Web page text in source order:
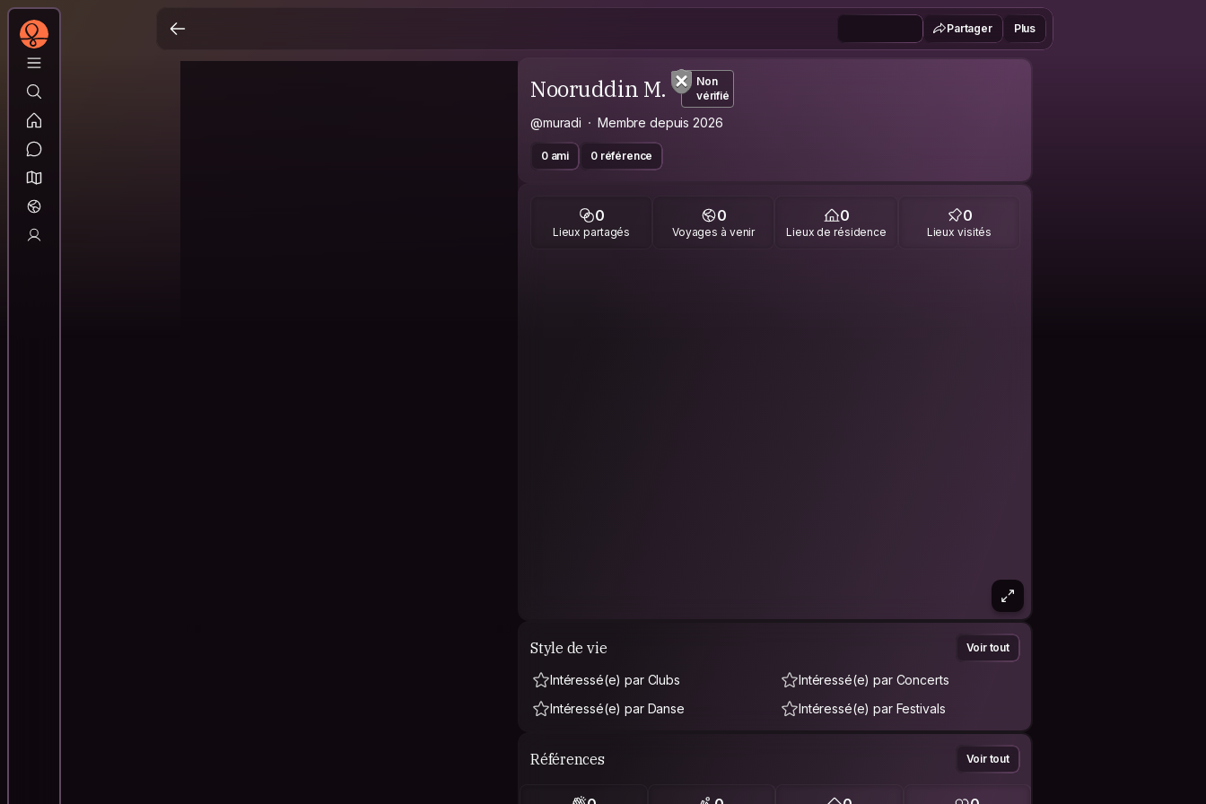
Partager Plus
Nooruddin M.
Non
vérifié
@muradi Membre depuis 2026
0 ami 0 référence
0
Lieux partagés
0
Voyages à venir
0
Lieux de résidence
0
Lieux visités
Style de vie Voir tout
Intéressé(e) par Clubs
Intéressé(e) par Concerts
Intéressé(e) par Danse
Intéressé(e) par Festivals
Références Voir tout